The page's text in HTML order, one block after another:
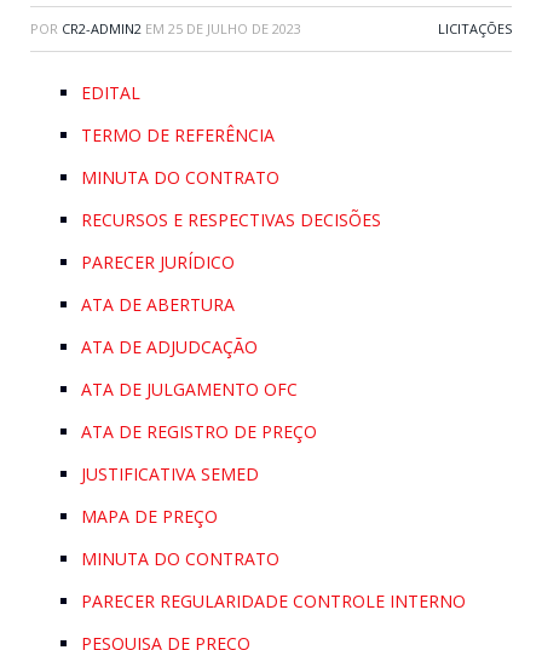
POR CR2-ADMIN2 EM 25 DE JULHO DE 2023 LICITAÇÕES
EDITAL
TERMO DE REFERÊNCIA
MINUTA DO CONTRATO
RECURSOS E RESPECTIVAS DECISÕES
PARECER JURÍDICO
ATA DE ABERTURA
ATA DE ADJUDCAÇÃO
ATA DE JULGAMENTO OFC
ATA DE REGISTRO DE PREÇO
JUSTIFICATIVA SEMED
MAPA DE PREÇO
MINUTA DO CONTRATO
PARECER REGULARIDADE CONTROLE INTERNO
PESQUISA DE PREÇO